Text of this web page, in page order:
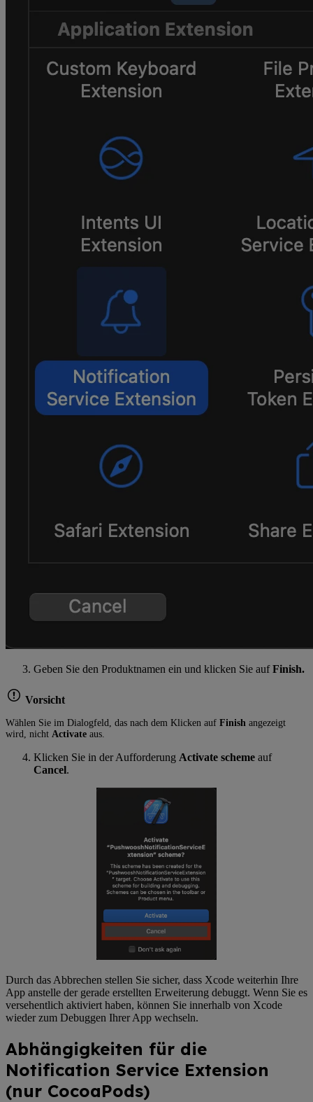
Geben Sie den Produktnamen ein und klicken Sie aufFinish.
Vorsicht
Wählen Sie im Dialogfeld, das nach dem Klicken auf Finish angezeigt
wird, nicht Activate aus.
Klicken Sie in der Aufforderung Activate scheme auf
Cancel.
Durch das Abbrechen stellen Sie sicher, dass Xcode weiterhin Ihre
App anstelle der gerade erstellten Erweiterung debuggt. Wenn Sie es
versehentlich aktiviert haben, können Sie innerhalb von Xcode
wieder zum Debuggen Ihrer App wechseln.
Abhängigkeiten für die
Notification Service Extension
(nur CocoaPods)